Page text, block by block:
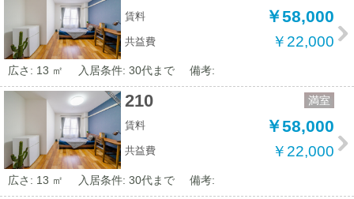
賃料 ￥58,000
共益費 ￥22,000
広さ: 13 ㎡ 入居条件: 30代まで 備考:
210 満室
賃料 ￥58,000
共益費 ￥22,000
広さ: 13 ㎡ 入居条件: 30代まで 備考: